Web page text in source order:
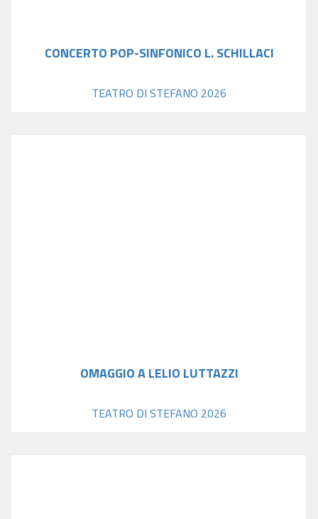
CONCERTO POP-SINFONICO L. SCHILLACI
TEATRO DI STEFANO 2026
OMAGGIO A LELIO LUTTAZZI
TEATRO DI STEFANO 2026